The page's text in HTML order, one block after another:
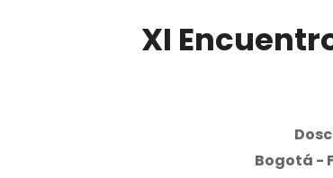
XI
Bogotá -